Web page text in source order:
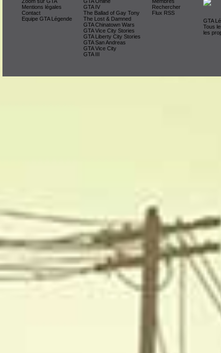
Mentions légales
Contact
Equipe GTA Légende
GTA IV
The Ballad of Gay Tony
The Lost & Damned
GTA Chinatown Wars
GTA Vice City Stories
GTA Liberty City Stories
GTA San Andreas
GTA Vice City
GTA III
Rechercher
Flux RSS
GTA
Tous
les